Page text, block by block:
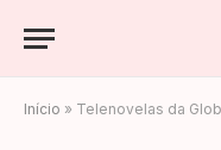
Início » Telenovelas da Globo: